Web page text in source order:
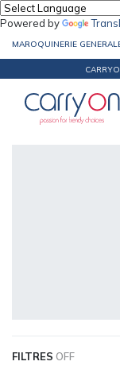
Powered by
MAROQUINERIE
Accueil Peluches &
FILTRES